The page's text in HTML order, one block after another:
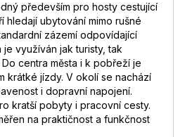
především pro hosty cestující
hledají ubytování mimo rušné
zázemí odpovídající
je využíván jak turisty, tak
centra města i k pobřeží je
krátké jízdy. V okolí se nachází
i dopravní napojení.
kratší pobyty i pracovní cesty.
na praktičnost a funkčnost